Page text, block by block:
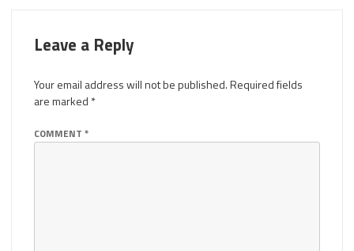
Leave a Reply
Your email address will not be published.Required fields
are marked *
COMMENT *